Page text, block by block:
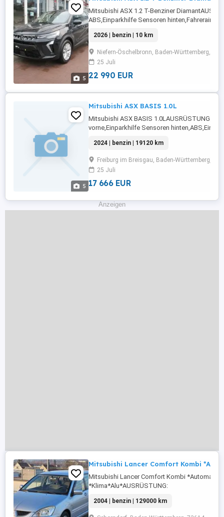
5
Mitsubishi ASX 1.2 T-Benziner
ABS,Einparkhilfe Sensoren
Radio,LED-Scheinwerfer,Servolenkung,LED-
...
2026 | benzin | 10 km
Niefern-Öschelbronn, Baden-Württemberg,
25 Juli
22 990 EUR
5
Mitsubishi ASX BASIS 1.0L
Mitsubishi ASX BASIS 1.0LAUSRÜSTUNG:
vorne,Einparkhilfe Sensoren
Radio,LED-Scheinwerfer,Elektrische
...
2024 | benzin | 19120 km
Freiburg im Breisgau, Baden-Württemberg,
25 Juli
17 666 EUR
Anzeigen
Mitsubishi Lancer Comfort Kombi
Mitsubishi Lancer Comfort Kombi *Automatik*
*Klima*Alu*AUSRÜSTUNG:
2004 | benzin | 129000 km